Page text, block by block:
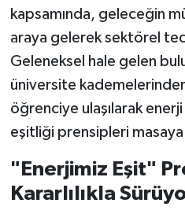
kapsamında, geleceğin
araya gelerek sektörel
Geleneksel hale gelen
üniversite
öğrenciye ulaşılarak
eşitliği prensipleri masaya
"Enerjimiz Eşit"
Kararlılıkla